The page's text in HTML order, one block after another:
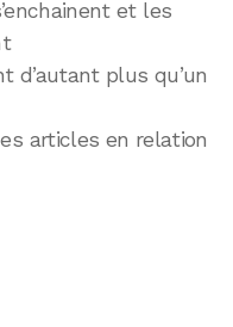
et les
d’autant plus qu’un
articles en relation